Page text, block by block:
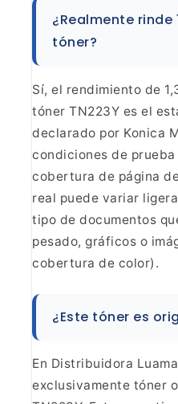
¿Realmente rinde
tóner?
Sí, el rendimiento de
tóner TN223Y es el
declarado por Konica
condiciones de
cobertura de página
real puede variar
tipo de documentos
pesado, gráficos o
cobertura de color).
¿Este tóner es
En Distribuidora
exclusivamente tóner